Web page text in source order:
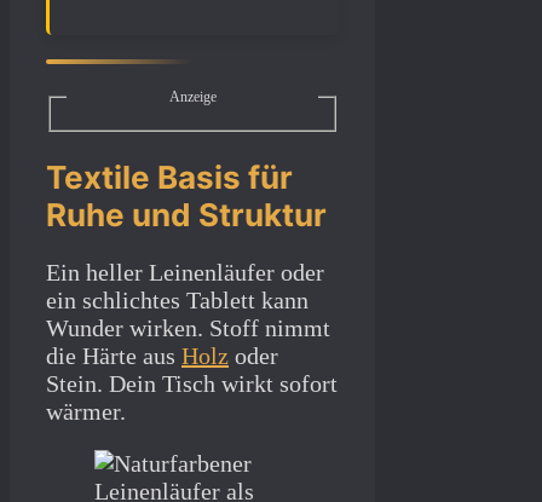
Anzeige
Textile Basis für
Ruhe und Struktur
Ein heller Leinenläufer oder
ein schlichtes Tablett kann
Wunder wirken. Stoff nimmt
die Härte aus Holz oder
Stein. Dein Tisch wirkt sofort
wärmer.